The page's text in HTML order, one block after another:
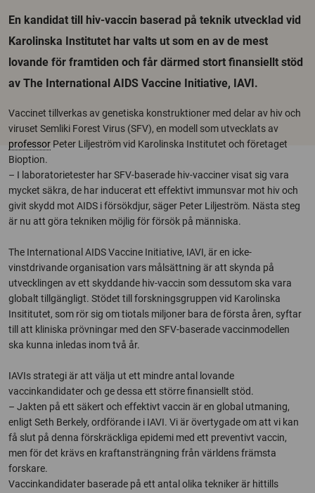
En kandidat till hiv-vaccin baserad på teknik utvecklad vid
Karolinska Institutet har valts ut som en av de mest
lovande för framtiden och får därmed stort finansiellt stöd
av The International AIDS Vaccine Initiative, IAVI.
Vaccinet tillverkas av genetiska konstruktioner med delar av hiv och
viruset Semliki Forest Virus (SFV), en modell som utvecklats av
professor Peter Liljeström vid Karolinska Institutet och företaget
Bioption.
– I laboratorietester har SFV-baserade hiv-vacciner visat sig vara
mycket säkra, de har inducerat ett effektivt immunsvar mot hiv och
givit skydd mot AIDS i försökdjur, säger Peter Liljeström. Nästa steg
är nu att göra tekniken möjlig för försök på människa.
The International AIDS Vaccine Initiative, IAVI, är en icke-
vinstdrivande organisation vars målsättning är att skynda på
utvecklingen av ett skyddande hiv-vaccin som dessutom ska vara
globalt tillgängligt. Stödet till forskningsgruppen vid Karolinska
Insititutet, som rör sig om tiotals miljoner bara de första åren, syftar
till att kliniska prövningar med den SFV-baserade vaccinmodellen
ska kunna inledas inom två år.
IAVIs strategi är att välja ut ett mindre antal lovande
vaccinkandidater och ge dessa ett större finansiellt stöd.
– Jakten på ett säkert och effektivt vaccin är en global utmaning,
enligt Seth Berkely, ordförande i IAVI. Vi är övertygade om att vi kan
få slut på denna förskräckliga epidemi med ett preventivt vaccin,
men för det krävs en kraftansträngning från världens främsta
forskare.
Vaccinkandidater baserade på ett antal olika tekniker är hittills